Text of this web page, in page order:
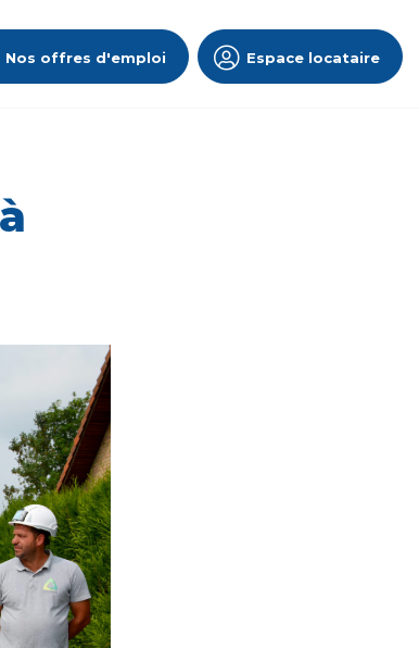
Espace locataire
Nos offres d'emploi